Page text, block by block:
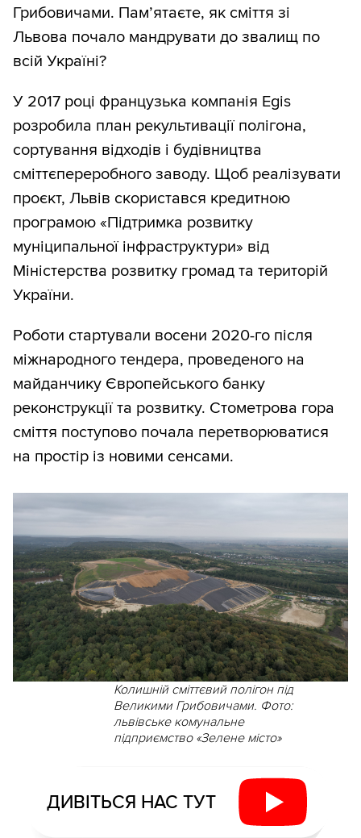
Грибовичами. Пам’ятаєте, як сміття зі
Львова почало мандрувати до звалищ по
всій Україні?
У 2017 році французька компанія Egis
розробила план рекультивації полігона,
сортування відходів і будівництва
сміттєпереробного заводу. Щоб реалізувати
проєкт, Львів скористався кредитною
програмою «Підтримка розвитку
муніципальної інфраструктури» від
Міністерства розвитку громад та територій
України.
Роботи стартували восени 2020-го після
міжнародного тендера, проведеного на
майданчику Європейського банку
реконструкції та розвитку. Стометрова гора
сміття поступово почала перетворюватися
на простір із новими сенсами.
Колишній сміттєвий полігон під
Великими Грибовичами. Фото:
львівське комунальне
підприємство «Зелене місто»
ДИВІТЬСЯ НАС ТУТ